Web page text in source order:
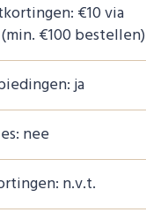
€10 via
€100 bestellen)
ja
nee
n.v.t.